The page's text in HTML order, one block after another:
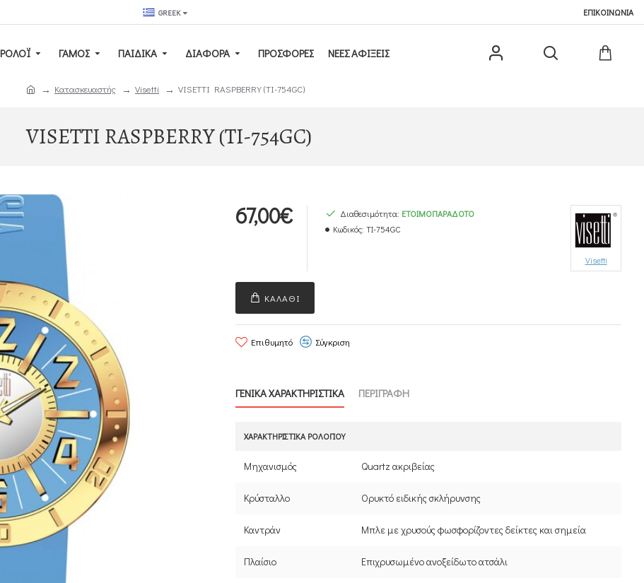
GREEK ΕΠΙΚΟΙΝΩΝΙΑ
ΡΟΛΌΙ ΓΆΜΟΣ ΠΑΙΔΙΚΆ ΔΙΑΦΟΡΑ ΠΡΟΣΦΟΡΕΣ ΝΕΕΣ ΑΦΙΞΕΙΣ
Κατασκευαστής Visetti VISETTI RASPBERRY (TI-754GC)
VISETTI RASPBERRY (TI-754GC)
67,00€ Διαθεσιμότητα: ΕΤΟΙΜΟΠΑΡΆΔΟΤΟ
Κωδικός: TI-754GC
Visetti
ΚΑΛΆΘΙ
Επιθυμητό Σύγκριση
ΓΕΝΙΚΑ ΧΑΡΑΚΤΗΡΙΣΤΙΚΑ ΠΕΡΙΓΡΑΦΗ
ΧΑΡΑΚΤΗΡΙΣΤΙΚΆ ΡΟΛΟΓΙΟΎ
Μηχανισμός Quartz ακριβείας
Κρύσταλλο Ορυκτό ειδικής σκλήρυνσης
Καντράν Μπλε με χρυσούς φωσφορίζοντες δείκτες και σημεία
Πλαίσιο Επιχρυσωμένο ανοξείδωτο ατσάλι